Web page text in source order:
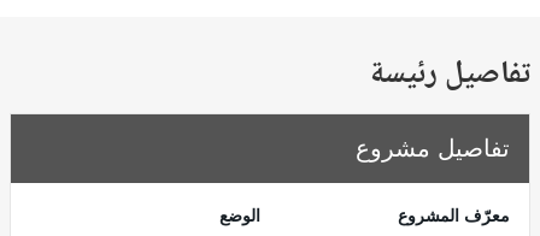
رئيسة
مشروع
المشروع